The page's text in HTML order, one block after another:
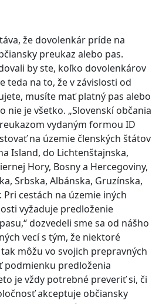
že dovolenkár príde na
preukaz alebo pas.
by ste, koľko dovolenkárov
teda na to, že v závislosti od
musíte mať platný pas alebo
nie je všetko. „Slovenskí občania
vydaným formou ID
na územie členských štátov
Island, do Lichtenštajnska,
Hory, Bosny a Hercegoviny,
Srbska, Albánska, Gruzínska,
cestách na územie iných
vyžaduje predloženie
dozvedeli sme sa od nášho
vecí s tým, že niektoré
môžu vo svojich prepravných
podmienku predloženia
je vždy potrebné preveriť si, či
akceptuje občiansky